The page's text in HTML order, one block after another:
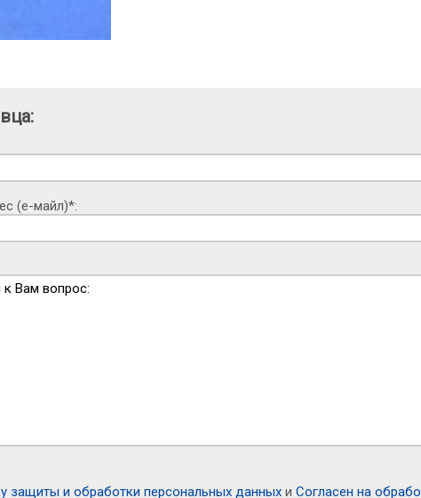
(е-майл)*:
защиты и обработки персональных данных и Согласен на